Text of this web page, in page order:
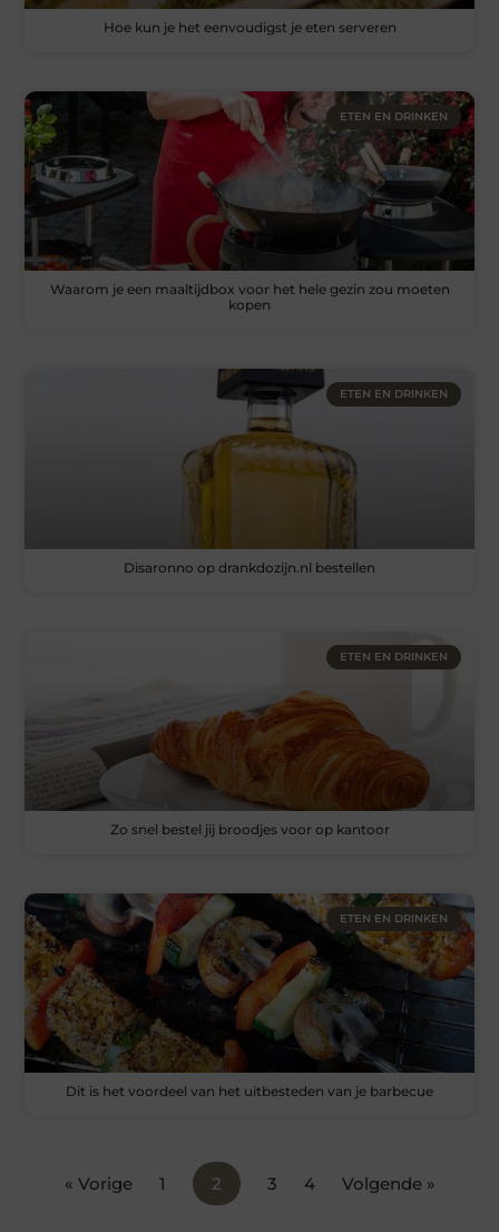
Hoe kun je het eenvoudigst je eten serveren
ETEN EN DRINKEN
Waarom je een maaltijdbox voor het hele gezin zou moeten
kopen
ETEN EN DRINKEN
Disaronno op drankdozijn.nl bestellen
ETEN EN DRINKEN
Zo snel bestel jij broodjes voor op kantoor
ETEN EN DRINKEN
Dit is het voordeel van het uitbesteden van je barbecue
« Vorige 1 2 3 4 Volgende »